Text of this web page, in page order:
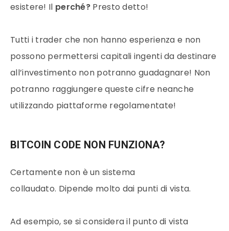
esistere! Il perché? Presto detto!
Tutti i trader che non hanno esperienza e non
possono permettersi capitali ingenti da destinare
all’investimento non potranno guadagnare! Non
potranno raggiungere queste cifre neanche
utilizzando piattaforme regolamentate!
BITCOIN CODE NON FUNZIONA?
Certamente non è un sistema
collaudato. Dipende molto dai punti di vista.
Ad esempio, se si considera il punto di vista